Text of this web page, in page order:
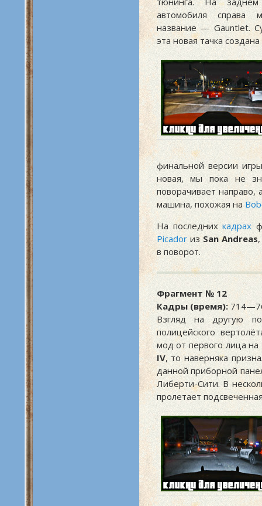
автомобиля справа
название — Gauntlet.
эта новая тачка
финальной версии
новая, мы пока не
поворачивает направо,
машина, похожая на
На последнихкадрах
PicadorизSan Andreas
в поворот.
Фрагмент № 12
Кадры (время):
Взгляд на другую
полицейского
мод от первого лица на
IV, то наверняка
данной приборной
Либерти-Сити. В
пролетает